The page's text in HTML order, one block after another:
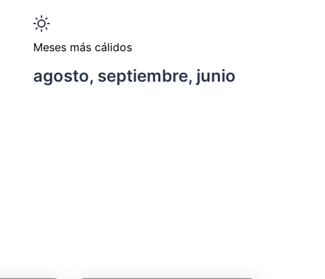
Meses más cálidos
agosto, septiembre, junio